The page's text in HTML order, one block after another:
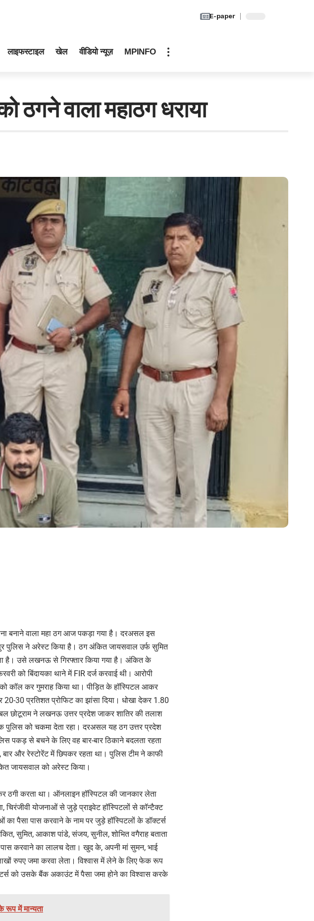
E-paper
लाइफस्टाइल खेल वीडियो न्यूज़ MPINFO
वाला महाठग धराया
बनाने वाला महा ठग आज पकड़ा गया है। दरअसल इस
पुलिस ने अरेस्ट किया है। ठग अंकित जायसवाल उर्फ सुमित
है। उसे लखनऊ से गिरफ्तार किया गया है। अंकित के
को बिंदायका थाने में FIR दर्ज करवाई थी। आरोपी
कॉल कर गुमराह किया था। पीड़ित के हॉस्पिटल आकर
30 प्रतिशत प्रोफिट का झांसा दिया। धोखा देकर 1.80
छोटूराम ने लखनऊ उत्तर प्रदेश जाकर शातिर की तलाश
को चकमा देता रहा। दरअसल यह ठग उत्तर प्रदेश
पकड़ से बचने के लिए वह बार-बार ठिकाने बदलता रहता
और रेस्टोरेंट में छिपकर रहता था। पुलिस टीम ने काफी
जायसवाल को अरेस्ट किया।
करता था। ऑनलाइन हॉस्पिटल की जानकार लेता
चिरंजीवी योजनाओं से जुड़े प्राइवेट हॉस्पिटलों से कॉन्टैक्ट
का पैसा पास करवाने के नाम पर जुड़े हॉस्पिटलों के डॉक्टर्स
सुमित, आकाश पांडे, संजय, सुनील, शोभित वगैराह बताता
करवाने का लालच देता। खुद के, अपनी मां सुमन, भाई
रुपए जमा करवा लेता। विश्वास में लेने के लिए फेक रूप
को उसके बैंक अकाउंट में पैसा जमा होने का विश्वास करके
रूप में मान्यता